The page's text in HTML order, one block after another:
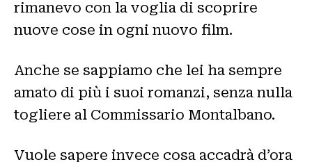
rimanevo con la voglia di scoprire
nuove cose in ogni nuovo film.
Anche se sappiamo che lei ha sempre
amato di più i suoi romanzi, senza nulla
togliere al Commissario Montalbano.
Vuole sapere invece cosa accadrà d’ora